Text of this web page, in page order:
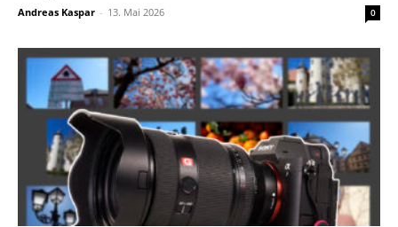
Andreas Kaspar - 13. Mai 2026 0